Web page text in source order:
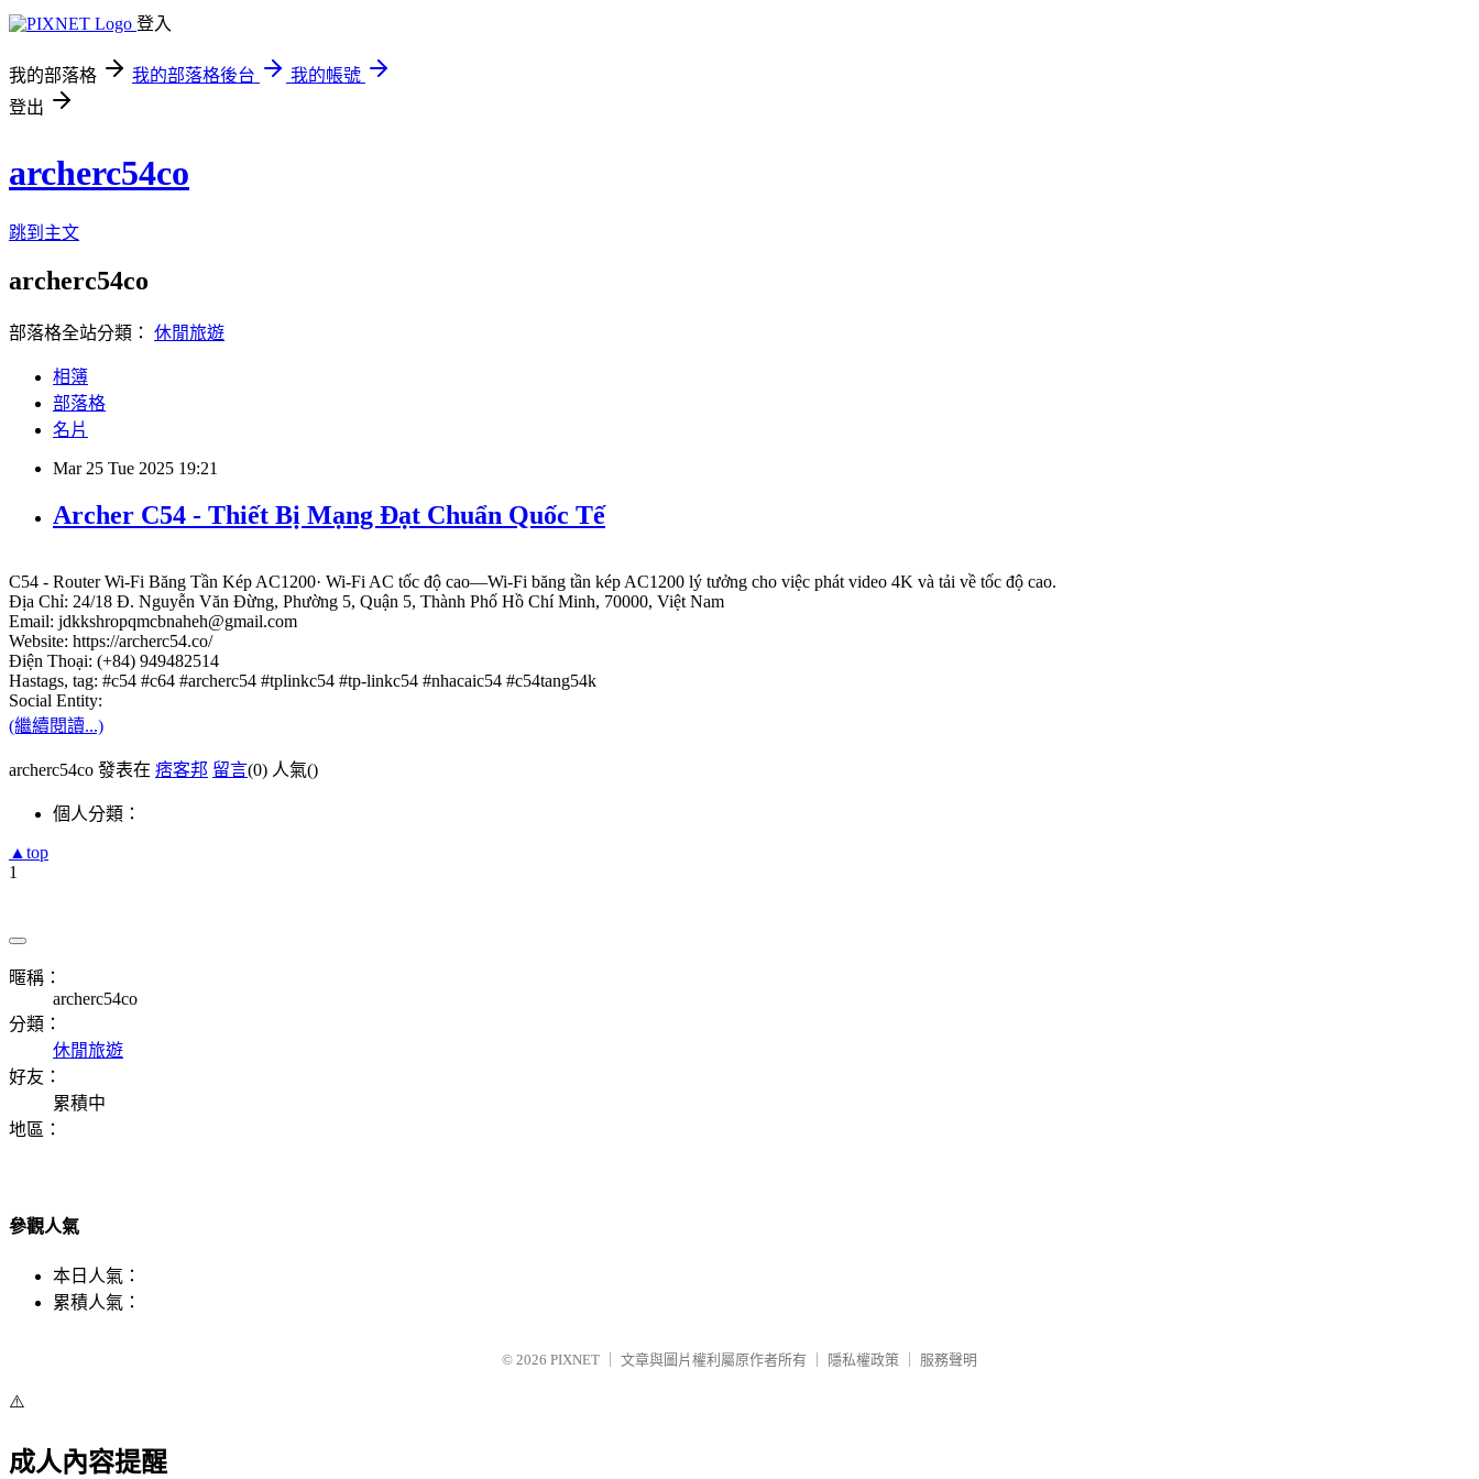
登入
我的部落格 我的部落格後台
我的帳號
登出
archerc54co
跳到主文
archerc54co
部落格全站分類： 休閒旅遊
相簿
部落格
名片
Mar 25 Tue 2025 19:21
Archer C54 - Thiết Bị Mạng Đạt Chuẩn Quốc Tế
C54 - Router Wi-Fi Băng Tần Kép AC1200· Wi-Fi AC tốc độ cao—Wi-Fi băng tần kép AC1200 lý tưởng cho việc phát video 4K và tải về tốc độ cao.
Địa Chỉ: 24/18 Đ. Nguyễn Văn Đừng, Phường 5, Quận 5, Thành Phố Hồ Chí Minh, 70000, Việt Nam
Email: jdkkshropqmcbnaheh@gmail.com
Website: https://archerc54.co/
Điện Thoại: (+84) 949482514
Hastags, tag: #c54 #c64 #archerc54 #tplinkc54 #tp-linkc54 #nhacaic54 #c54tang54k
Social Entity:
(繼續閱讀...)
archerc54co 發表在 痞客邦 留言(0) 人氣()
個人分類：
▲top
1
暱稱：
archerc54co
分類：
休閒旅遊
好友：
累積中
地區：
參觀人氣
本日人氣：
累積人氣：
© 2026 PIXNET 文章與圖片權利屬原作者所有 隱私權政策 服務聲明
⚠️
成人內容提醒